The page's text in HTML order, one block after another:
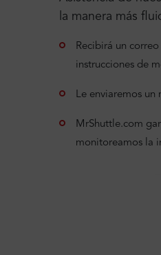
la manera más
Recibirá un
instrucciones de
Le enviaremos
MrShuttle.com
monitoreamos la